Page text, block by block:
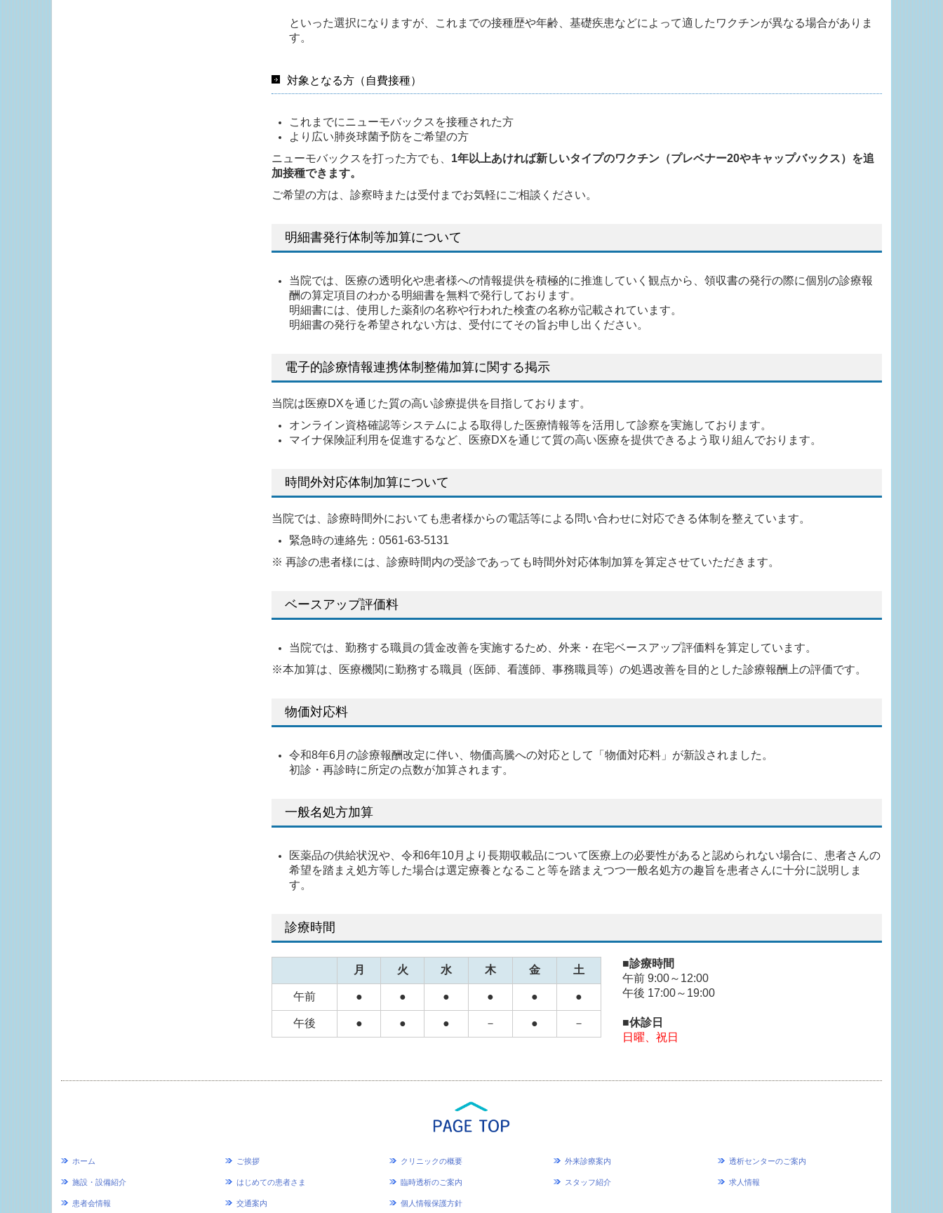
といった選択になりますが、これまでの接種歴や年齢、基礎疾患などによって適したワクチンが異なる場合がありま
す。
対象となる方（自費接種）
これまでにニューモバックスを接種された方
より広い肺炎球菌予防をご希望の方
ニューモバックスを打った方でも、 1年以上あければ新しいタイプのワクチン（プレベナー20やキャップバックス）を追
加接種できます。
ご希望の方は、診察時または受付までお気軽にご相談ください。
明細書発行体制等加算について
当院では、医療の透明化や患者様への情報提供を積極的に推進していく観点から、領収書の発行の際に個別の診療報
酬の算定項目のわかる明細書を無料で発行しております。
明細書には、使用した薬剤の名称や行われた検査の名称が記載されています。
明細書の発行を希望されない方は、受付にてその旨お申し出ください。
電子的診療情報連携体制整備加算に関する掲示
当院は医療DXを通じた質の高い診療提供を目指しております。
オンライン資格確認等システムによる取得した医療情報等を活用して診察を実施しております。
マイナ保険証利用を促進するなど、医療DXを通じて質の高い医療を提供できるよう取り組んでおります。
時間外対応体制加算について
当院では、診療時間外においても患者様からの電話等による問い合わせに対応できる体制を整えています。
緊急時の連絡先：0561-63-5131
※ 再診の患者様には、診療時間内の受診であっても時間外対応体制加算を算定させていただきます。
ベースアップ評価料
当院では、勤務する職員の賃金改善を実施するため、外来・在宅ベースアップ評価料を算定しています。
※本加算は、医療機関に勤務する職員（医師、看護師、事務職員等）の処遇改善を目的とした診療報酬上の評価です。
物価対応料
令和8年6月の診療報酬改定に伴い、物価高騰への対応として「物価対応料」が新設されました。
初診・再診時に所定の点数が加算されます。
一般名処方加算
医薬品の供給状況や、令和6年10月より長期収載品について医療上の必要性があると認められない場合に、 患者さんの
希望を踏まえ処方等した場合は選定療養となること等を踏まえつつ一般名処方の趣旨を患者さんに十分に説明しま
す。
診療時間
月 火 水 木 金 土
午前 ● ● ● ● ● ●
午後 ● ● ● － ● －
■診療時間
午前 9:00～12:00
午後 17:00～19:00
■休診日
日曜、祝日
ホーム ご挨拶 クリニックの概要 外来診療案内 透析センターのご案内
施設・設備紹介 はじめての患者さま 臨時透析のご案内 スタッフ紹介 求人情報
患者会情報 交通案内 個人情報保護方針